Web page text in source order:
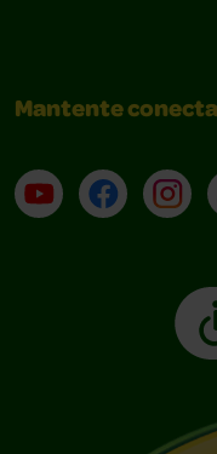
Mantente
YouTube (en
Facebook